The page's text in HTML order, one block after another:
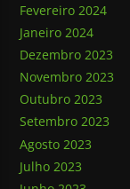
Fevereiro 2024
Janeiro 2024
Dezembro 2023
Novembro 2023
Outubro 2023
Setembro 2023
Agosto 2023
Julho 2023